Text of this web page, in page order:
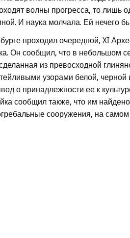
волны прогресса, то лишь
И наука молчала. Ей нечего
проходил очередной, XI
Он сообщил, что в небольшом
из превосходной
узорами белой, черной
о принадлежности ее к
сообщил также, что им
сооружения, на